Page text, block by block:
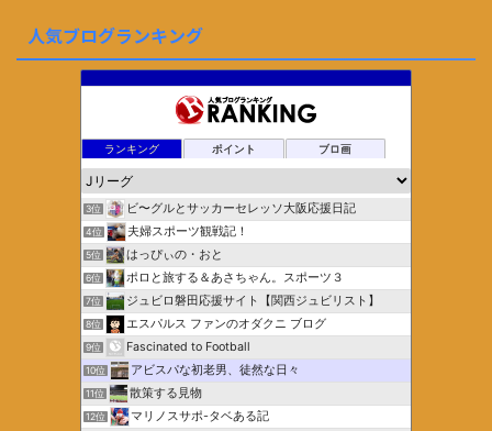
人気ブログランキング
ランキング ポイント ブロ画
3位 ビ〜グルとサッカーセレッソ大阪応援日記
4位 夫婦スポーツ観戦記！
5位 はっぴぃの・おと
6位 ポロと旅する＆あさちゃん。スポーツ３
7位 ジュビロ磐田応援サイト【関西ジュビリスト】
8位 エスパルス ファンのオダクニ ブログ
9位 Fascinated to Football
10位 アビスパな初老男、徒然な日々
11位 散策する見物
12位 マリノスサポ-タベある記